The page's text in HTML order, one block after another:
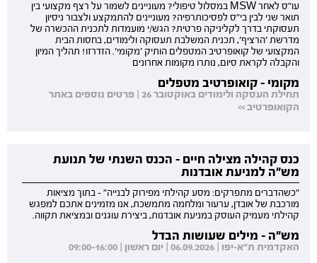
עו"ס לאחר MSW במסלול טיפולי? מעוניינים לשמור על רצף מקצועי בין
תואר שני לבין בי"ס לפסיכותרפיה? מעוניינים להתמקצע ולצבור ניסיון
תעסוקתי בדרך לקליניקה פרטית? הגש/י מועמדות לתכנית ההכשרה של
מדרשת 'הרציף', תכנית המשלבת תעסוקה ולימודים, בחסות הבית
המקצועי של קואופרטיב המטפלים הותיק 'מקומי'. הזדרזו! תהליך המיון
והקבלה לקראת סיום, נותרו מקומות אחרונים
מקומי - קואופרטיב מטפלים
תחילת העסקה ולימודים באוקטובר 26 | פרטים נוספים באתר
הקואופרטיב >>
כנס קהילה מצילה חיים - הכנס השנתי של תנועת
מש"ה למניעת אובדנות
"כשהדברים מתפרקים: מסע קהילתי מפירוק לבנייה" - בתוך מציאות
מורכבת של אובדן, ערעור ומלחמה מתמשכת, אנו מזמינים אתכם למפגש
קהילתי מעמיק העוסק במניעת אובדנות, ביצירת עוגנים ובמציאת תקווה.
מש"ה - מילים שעושות הבדל
האקדמית ת"א-יפו | 06.09.2026 | יום ראשון | 09:00-16:00